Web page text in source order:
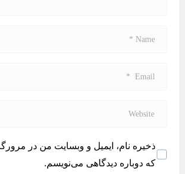
*s
ذخیره نام، ایمیل و وبسایت من در
که دوباره دیدگاهی می‌نویسم.